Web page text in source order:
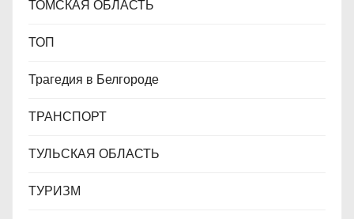
ТОМСКАЯ ОБЛАСТЬ
ТОП
Трагедия в Белгороде
ТРАНСПОРТ
ТУЛЬСКАЯ ОБЛАСТЬ
ТУРИЗМ